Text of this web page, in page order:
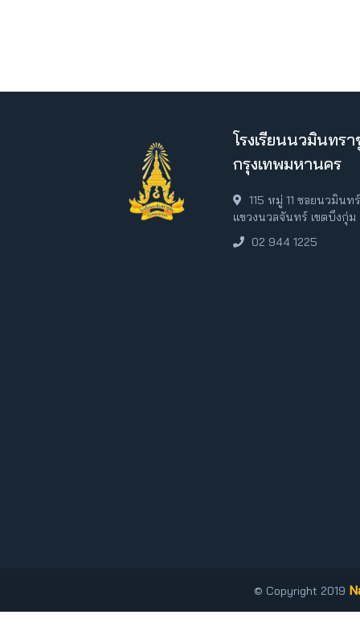
โรงเรียนนวมินทร
กรุงเทพมหานคร
115 หมู่ 11 ซอยนวมิน
แขวงนวลจันทร์ เขตบึงกุ่
02 944 1225
© Copyright 2019